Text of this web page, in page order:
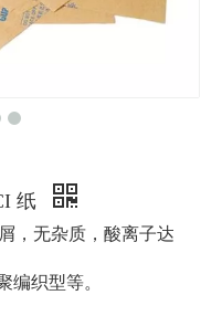
纸
，无杂质，酸离子达
编织型等。